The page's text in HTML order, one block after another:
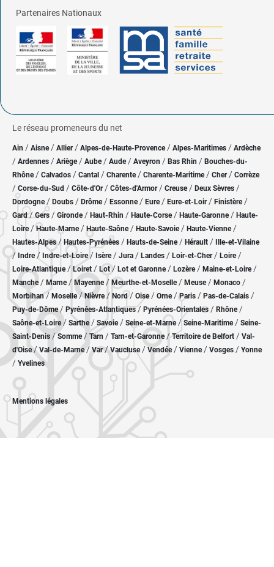
Partenaires Nationaux
Le réseau promeneurs du net
Ain / Aisne/ Allier/ Alpes-de-Haute-Provence / Alpes-Maritimes / Ardèche
/ Ardennes / Ariège/ Aube/ Aude / Aveyron / Bas Rhin / Bouches-du-
Rhône/ Calvados / Cantal / Charente / Charente-Maritime/ Cher / Corrèze
/ Corse-du-Sud / Côte-d'Or / Côtes-d'Armor/ Creuse/ Deux Sèvres /
Dordogne/ Doubs / Drôme/ Essonne / Eure/ Eure-et-Loir / Finistère/
Gard/Gers / Gironde/ Haut-Rhin / Haute-Corse/ Haute-Garonne/ Haute-
Loire/Haute-Marne/ Haute-Saône/ Haute-Savoie/ Haute-Vienne/
Hautes-Alpes/ Hautes-Pyrénées / Hauts-de-Seine/ Hérault / Ille-et-Vilaine
/ Indre/ Indre-et-Loire/ Isère/ Jura / Landes / Loir-et-Cher/ Loire/
Loire-Atlantique/ Loiret / Lot/ Lot et Garonne/ Lozère / Maine-et-Loire/
Manche/ Marne/ Mayenne/ Meurthe-et-Moselle/ Meuse/ Monaco /
Morbihan/ Moselle/ Nièvre / Nord/ Oise / Orne/Paris / Pas-de-Calais /
Puy-de-Dôme/ Pyrénées-Atlantiques / Pyrénées-Orientales / Rhône/
Saône-et-Loire/ Sarthe/ Savoie/ Seine-et-Marne/ Seine-Maritime/ Seine-
Saint-Denis /Somme/ Tarn / Tarn-et-Garonne/Territoire de Belfort / Val-
d'Oise/ Val-de-Marne/Var/Vaucluse/ Vendée/ Vienne/ Vosges / Yonne
/ Yvelines
Mentions légales